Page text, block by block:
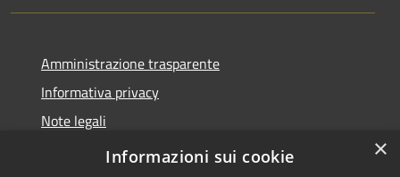
Amministrazione trasparente
Informativa privacy
Note legali
Dichiarazione di accessibilità
×
Informazioni sui cookie